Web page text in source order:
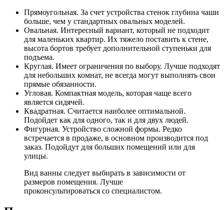
Прямоугольная. За счет устройства стенок глубина чаши
больше, чем у стандартных овальных моделей.
Овальная. Интересный вариант, который не подходит
для маленьких квартир. Их тяжело поставить к стене,
высота бортов требует дополнительной ступеньки для
подъема.
Круглая. Имеет ограничения по выбору. Лучше подходят
для небольших комнат, не всегда могут выполнять свои
прямые обязанности.
Угловая. Компактная модель, которая чаще всего
является сидячей.
Квадратная. Считается наиболее оптимальной.
Подойдет как для одного, так и для двух людей.
Фигурная. Устройство сложной формы. Редко
встречается в продаже, в основном производится под
заказ. Подойдут для больших помещений или для
улицы.
Вид ванны следует выбирать в зависимости от
размеров помещения. Лучше
проконсультироваться со специалистом.